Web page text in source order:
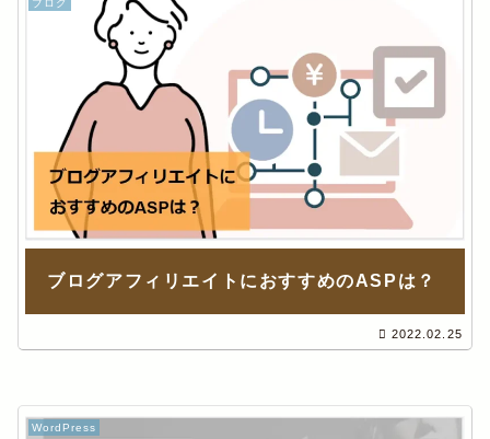
ブログアフィリエイトにおすすめのASPは？
2022.02.25
WordPress